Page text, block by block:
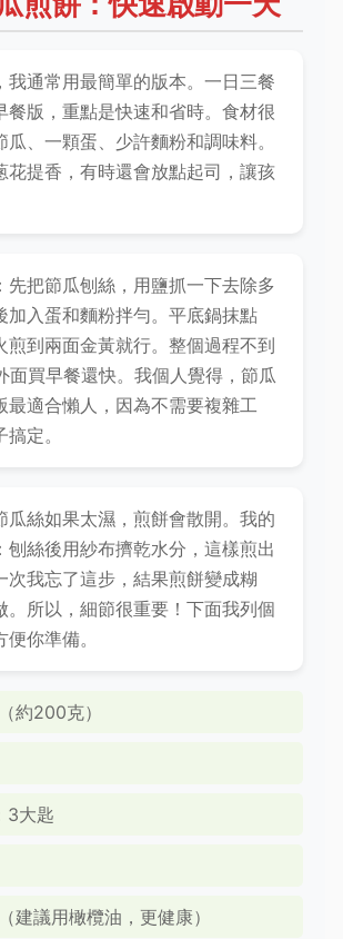
我通常用最簡單的版本。一日三餐
餐版，重點是快速和省時。食材很
、一顆蛋、少許麵粉和調味料。
花提香，有時還會放點起司，讓孩
先把節瓜刨絲，用鹽抓一下去除多
加入蛋和麵粉拌勻。平底鍋抹點
煎到兩面金黃就行。整個過程不到
面買早餐還快。我個人覺得，節瓜
最適合懶人，因為不需要複雜工
定。
瓜絲如果太濕，煎餅會散開。我的
刨絲後用紗布擠乾水分，這樣煎出
次我忘了這步，結果煎餅變成糊
。所以，細節很重要！下面我列個
你準備。
約200克）
3大匙
建議用橄欖油，更健康）